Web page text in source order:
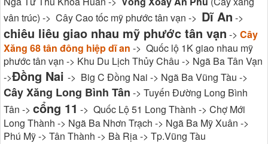
vân trúc) -> Cây Cao tốc mỹ phước tân vạn -> Dĩ An ->
chiêu liêu giao nhau mỹ phước tân vạn -> Cây
Xăng 68 tân đông hiệp dĩ an -> Quốc lộ 1K giao nhau mỹ
phước tân vạn -> Khu Du Lịch Thủy Châu -> Ngã Ba Tân Vạn
->Đồng Nai -> Big C Đồng Nai -> Ngã Ba Vũng Tàu ->
Cây Xăng Long Bình Tân -> Tuyến Đường Long Bình
Tân -> cổng 11 -> Quốc Lộ 51 Long Thành -> Chợ Mới
Long Thành -> Ngã Ba Nhơn Trạch -> Ngã Ba Mỹ Xuân ->
Phú Mỹ -> Tân Thành -> Bà Rịa -> Tp.Vũng Tàu